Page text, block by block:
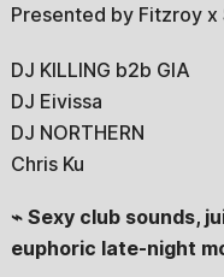
Presented by Fitzroy x
DJ KILLING b2b GIA
DJ Eivissa
DJ NORTHERN
Chris Ku
⌁ Sexy club sounds,
euphoric late-night